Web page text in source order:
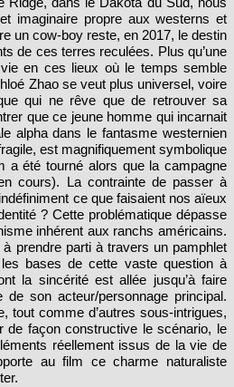
imaginaire propre aux westerns et
un cow-boy reste, en 2017, le destin
de ces terres reculées. Plus qu’une
en ces lieux où le temps semble
Zhao se veut plus universel, voire
qui ne rêve que de retrouver sa
que ce jeune homme qui incarnait
alpha dans le fantasme westernien
est magnifiquement symbolique
a été tourné alors que la campagne
cours). La contrainte de passer à
ce que faisaient nos aïeux
? Cette problématique dépasse
inhérent aux ranchs américains.
prendre parti à travers un pamphlet
bases de cette vaste question à
la sincérité est allée jusqu’à faire
son acteur/personnage principal.
tout comme d’autres sous-intrigues,
de façon constructive le scénario, le
réellement issus de la vie de
au film ce charme naturaliste